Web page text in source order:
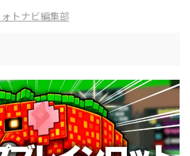
ォトナビ編集部